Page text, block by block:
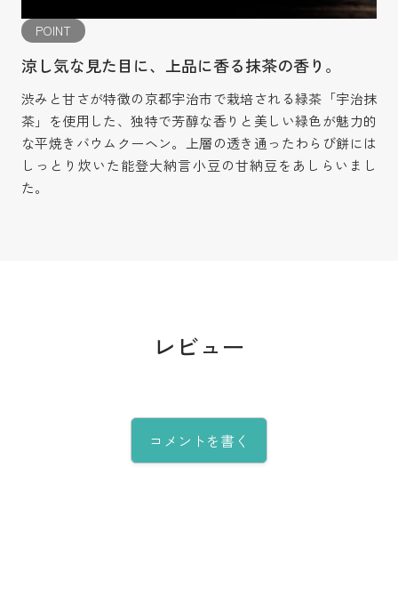
POINT
涼し気な見た目に、上品に香る抹茶の香り。
渋みと甘さが特徴の京都宇治市で栽培される緑茶「宇治抹
茶」を使用した、独特で芳醇な香りと美しい緑色が魅力的
な平焼きバウムクーヘン。上層の透き通ったわらび餅には
しっとり炊いた能登大納言小豆の甘納豆をあしらいまし
た。
レビュー
コメントを書く